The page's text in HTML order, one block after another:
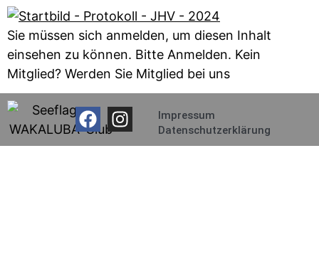
Sie müssen sich anmelden, um diesen Inhalt
einsehen zu können. Bitte Anmelden. Kein
Mitglied? Werden Sie Mitglied bei uns
Impressum
Datenschutzerklärung